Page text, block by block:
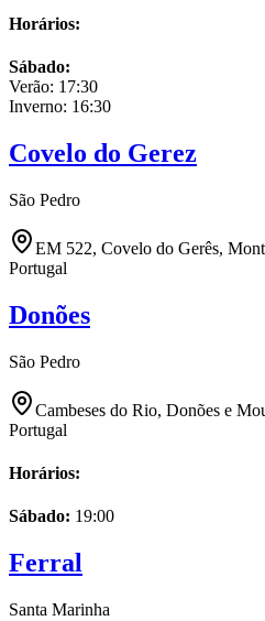
Horários:
Sábado:
Verão: 17:30
Inverno: 16:30
Covelo do Gerez
São Pedro
EM 522, Covelo do Gerês,
Portugal
Donões
São Pedro
Cambeses do Rio, Donões e
Portugal
Horários:
Sábado: 19:00
Ferral
Santa Marinha